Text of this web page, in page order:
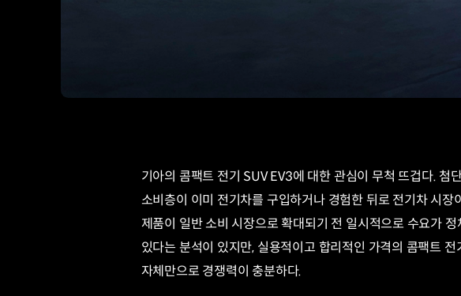
기아의 콤팩트 전기 SUV EV3에 대한 관심이 무척 뜨겁다. 첨
소비층이 이미 전기차를 구입하거나 경험한 뒤로 전기차 시장
제품이 일반 소비 시장으로 확대되기 전 일시적으로 수요가 정
있다는 분석이 있지만, 실용적이고 합리적인 가격의 콤팩트 전
자체만으로 경쟁력이 충분하다.